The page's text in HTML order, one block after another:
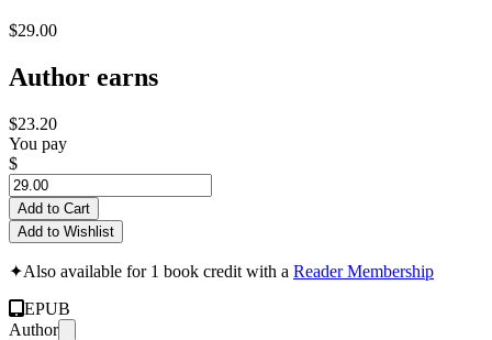
$29.00
Author earns
$23.20
You pay
$
Add to Cart
Add to Wishlist
✦Also available for 1 book credit with a Reader Membership
EPUB
Author